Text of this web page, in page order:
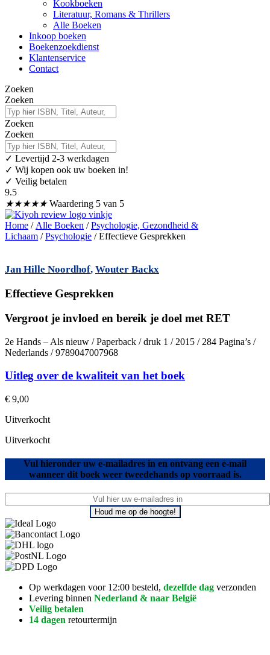
Kookboeken
Literatuur, Romans & Thrillers
Alle Boeken
Inkoop boeken
Boekenzoekdienst
Klantenservice
Contact
Zoeken
Zoeken
Zoeken
Zoeken
✓ Levertijd 2-3 werkdagen
✓ Wij kopen ook uw boeken in!
✓ Veilig betalen
9.5
★★★★★ Waardering 5 van 5
Home / Alle Boeken /Psychologie, Gezondheid &
Lichaam /Psychologie / Effectieve Gesprekken
Jan Hille Noordhof, Wouter Backx
Effectieve Gesprekken
Vergroot je invloed en bereik je doel met RET
2e Hands – Als nieuw / Paperback / druk 1 / 2015 / 284 Pagina’s /
Nederlands / 9789047007968
Uitleg over de kwaliteit van het boek
€ 9,00
Uitverkocht
Uitverkocht
Vul hieronder uw e-mailadres in en ontvang een e-mail
wanneer dit boek weer tweedehands op voorraad is.
Houd me op de hoogte!
Op werkdagen voor 12:00 besteld, dezelfde dag verzonden
Levering binnen Nederland & naar België
Veilig betalen
14 dagen retourtermijn